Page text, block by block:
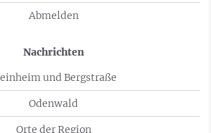
Abmelden
Nachrichten
und Bergstraße
Odenwald
Orte der Region